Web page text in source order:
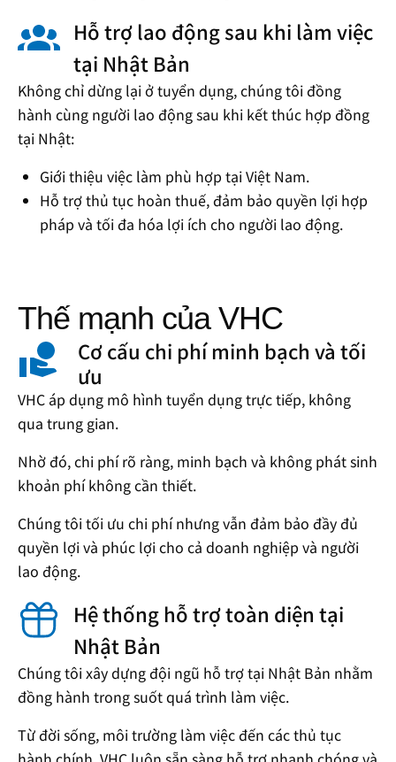
Hỗ trợ lao động sau khi làm việc
tại Nhật Bản
Không chỉ dừng lại ở tuyển dụng, chúng tôi đồng
hành cùng người lao động sau khi kết thúc hợp đồng
tại Nhật:
Giới thiệu việc làm phù hợp tại Việt Nam.
Hỗ trợ thủ tục hoàn thuế, đảm bảo quyền lợi hợp
pháp và tối đa hóa lợi ích cho người lao động.
Thế mạnh của VHC​
Cơ cấu chi phí minh bạch và tối
ưu
VHC áp dụng mô hình tuyển dụng trực tiếp, không
qua trung gian.
Nhờ đó, chi phí rõ ràng, minh bạch và không phát sinh
khoản phí không cần thiết.
Chúng tôi tối ưu chi phí nhưng vẫn đảm bảo đầy đủ
quyền lợi và phúc lợi cho cả doanh nghiệp và người
lao động.
Hệ thống hỗ trợ toàn diện tại
Nhật Bản
Chúng tôi xây dựng đội ngũ hỗ trợ tại Nhật Bản nhằm
đồng hành trong suốt quá trình làm việc.
Từ đời sống, môi trường làm việc đến các thủ tục